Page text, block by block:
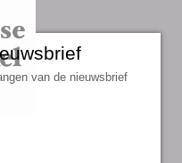
van de nieuwsbrief